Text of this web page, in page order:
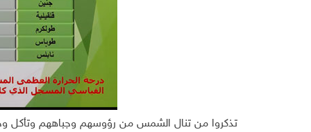
تذكروا من تنال الشمس من رؤوسهم وجباههم وتأكل